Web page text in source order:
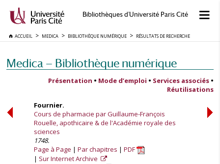
Bibliothèques d'Université Paris Cité
ACCUEIL MEDICA BIBLIOTHÈQUE NUMÉRIQUE RÉSULTATS DE RECHERCHE
Medica — Bibliothèque numérique
Présentation • Mode d’emploi • Services associés •
Réutilisations
Fournier.
Cours de pharmacie par Guillaume-François
Rouelle, apothicaire & de l'Académie royale des
sciences
1748.
Page à Page
Par chapitres
PDF
Sur Internet Archive